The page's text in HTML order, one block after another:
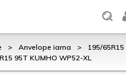
> Anvelope iarna > 195/65R15
95T KUMHO WP52-XL